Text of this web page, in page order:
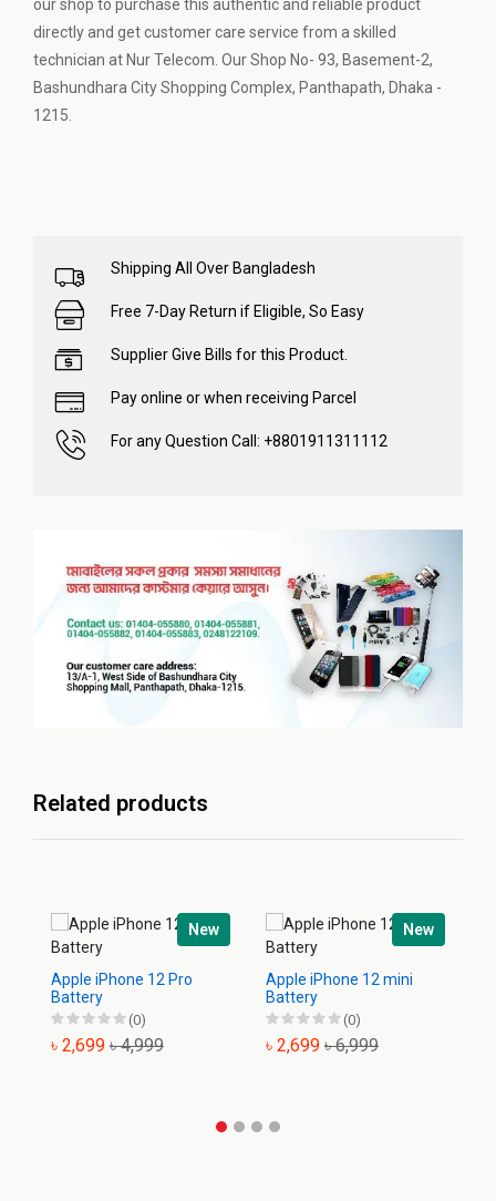
our shop to purchase this authentic and reliable product
directly and get customer care service from a skilled
technician at Nur Telecom. Our Shop No- 93, Basement-2,
Bashundhara City Shopping Complex, Panthapath, Dhaka -
1215.
Shipping All Over Bangladesh
Free 7-Day Return if Eligible, So Easy
Supplier Give Bills for this Product.
Pay online or when receiving Parcel
For any Question Call: +8801911311112
Related products
New
Apple iPhone 12 Pro
Battery
(0)
৳ 2,699 ৳ 4,999
New
Apple iPhone 12 mini
Battery
(0)
৳ 2,699 ৳ 6,999